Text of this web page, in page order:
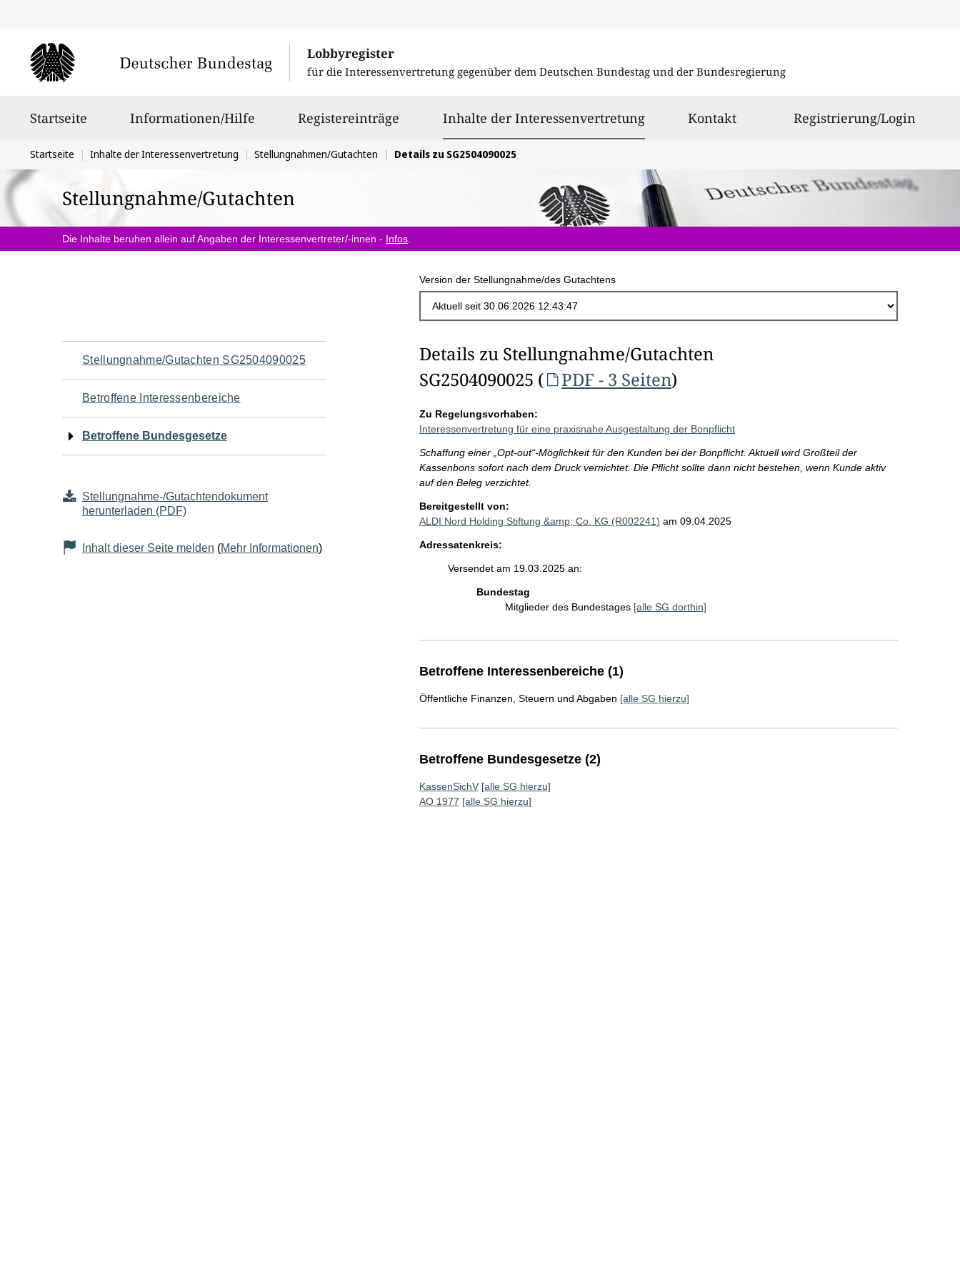
Lobbyregister
für die Interessenvertretung gegenüber dem Deutschen Bundestag und der Bundesregierung
Startseite Informationen/Hilfe Registereinträge Inhalte der Interessenvertretungausgewählt
Kontakt Registrierung/Login
Sie
befinden
sich
hier:
Startseite Inhalte der Interessenvertretung Stellungnahmen/Gutachten Details zu SG2504090025
Stellungnahme/Gutachten
Die Inhalte beruhen allein auf Angaben der Interessenvertreter/-innen - Infos
Version der Stellungnahme/des Gutachtens
Navigation
für
den
Seiteninhalt
Stellungnahme/Gutachten SG2504090025
Betroffene Interessenbereiche
Betroffene Bundesgesetze
Stellungnahme-/Gutachtendokument
herunterladen (PDF)
Inhalt dieser Seite melden (Mehr Informationen)
Details zu Stellungnahme/Gutachten
SG2504090025 (
PDF - 3 Seiten)
Zu Regelungsvorhaben:
Interessenvertretung für eine praxisnahe Ausgestaltung der Bonpflicht
Schaffung einer „Opt-out“-Möglichkeit für den Kunden bei der Bonpflicht. Aktuell wird Großteil der
Kassenbons sofort nach dem Druck vernichtet. Die Pflicht sollte dann nicht bestehen, wenn Kunde aktiv
auf den Beleg verzichtet.
Bereitgestellt von:
ALDI Nord Holding Stiftung &amp; Co. KG (R002241) am 09.04.2025
Adressatenkreis:
Versendet am 19.03.2025 an:
Bundestag
Mitglieder des Bundestages [alle SG dorthin]
Betroffene Interessenbereiche (1)
Öffentliche Finanzen, Steuern und Abgaben [alle SG hierzu]
Betroffene Bundesgesetze (2)
KassenSichV [alle SG hierzu]
AO 1977 [alle SG hierzu]